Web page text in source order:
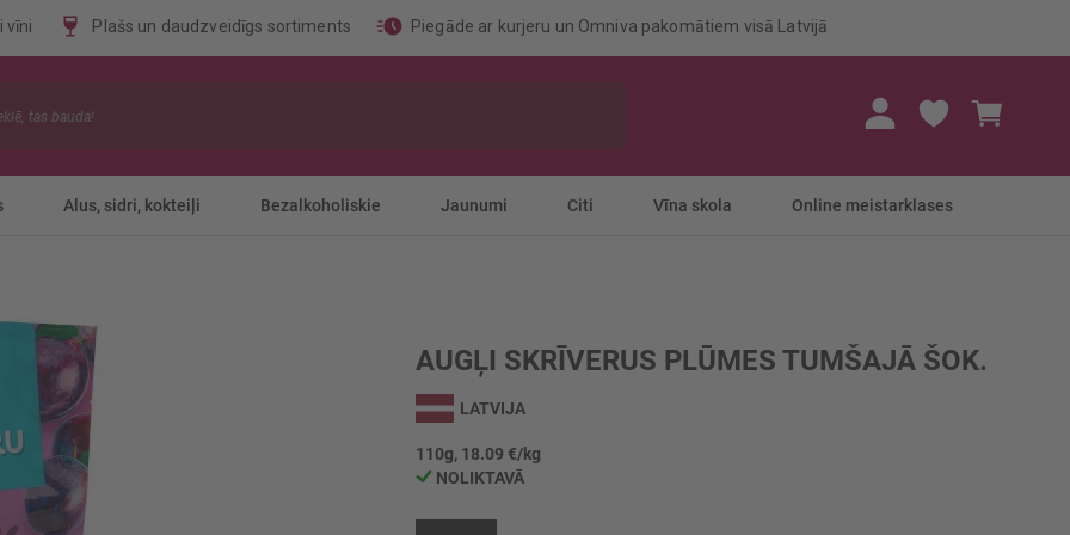
vīni Plašs un daudzveidīgs sortiments Piegāde ar kurjeru un Omniva pakomātiem visā Latvijā
Alus, sidri, kokteiļi Bezalkoholiskie Jaunumi Citi Vīna skola Online meistarklases
AUGĻI SKRĪVERUS PLŪMES TUMŠAJĀ ŠOK.
LATVIJA
110g, 18.09 €/kg
NOLIKTAVĀ